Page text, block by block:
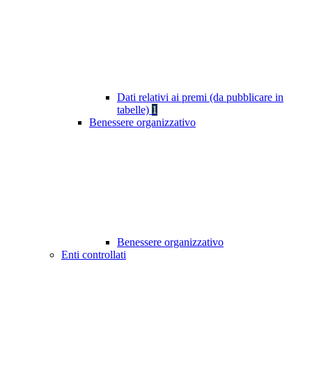
Dati relativi ai premi (da pubblicare in
tabelle) 1
Benessere organizzativo
Benessere organizzativo
Enti controllati